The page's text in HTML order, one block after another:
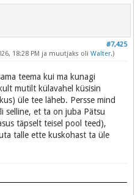
#7,425
18:28 PM ja muutjaks oliWalter.)
teema kui ma kunagi
mutilt külavahel küsisin
üle tee läheb. Persse mind
selline, et ta on juba Pätsu
täpselt teisel pool teed),
talle ette kuskohast ta üle